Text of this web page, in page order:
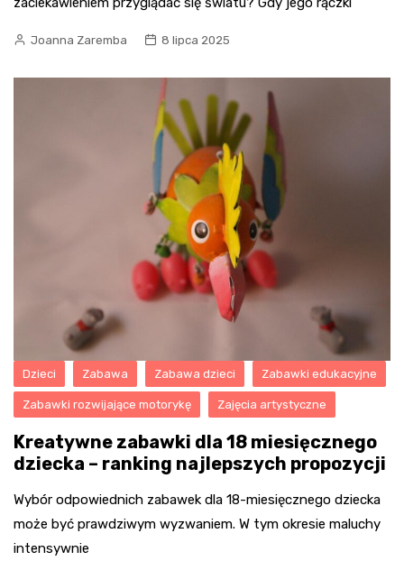
Joanna Zaremba 8 lipca 2025
Dzieci Zabawa Zabawa dzieci Zabawki edukacyjne
Zabawki rozwijające motorykę Zajęcia artystyczne
Kreatywne zabawki dla 18 miesięcznego
dziecka – ranking najlepszych propozycji
Wybór odpowiednich zabawek dla 18-miesięcznego dziecka
może być prawdziwym wyzwaniem. W tym okresie maluchy
intensywnie